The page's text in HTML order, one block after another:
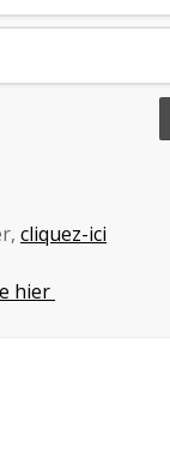
cliquez-ici
hier